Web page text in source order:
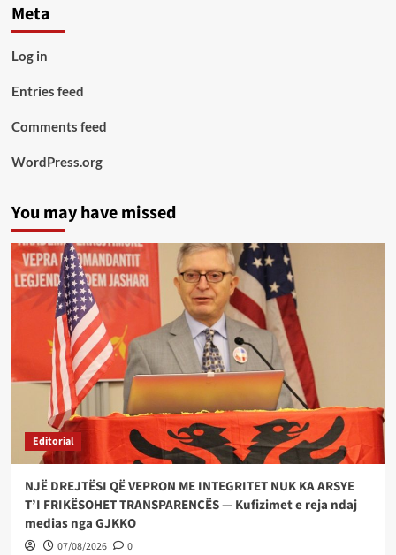
Meta
Log in
Entries feed
Comments feed
WordPress.org
You may have missed
Editorial
NJË DREJTËSI QË VEPRON ME INTEGRITET NUK KA ARSYE
T’I FRIKËSOHET TRANSPARENCËS — Kufizimet e reja ndaj
medias nga GJKKO
07/08/2026 0